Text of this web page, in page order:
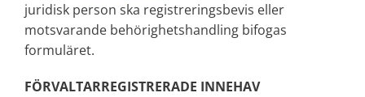
juridisk person ska registreringsbevis eller
motsvarande behörighetshandling bifogas
formuläret.
FÖRVALTARREGISTRERADE INNEHAV